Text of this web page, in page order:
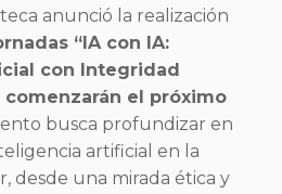
anunció la realización
“IA con IA:
con Integridad
comenzarán el próximo
busca profundizar en
artificial en la
desde una mirada ética y